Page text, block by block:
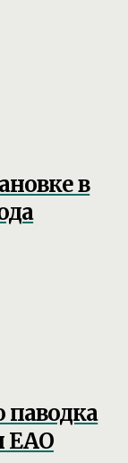
в
паводка
ЕАО